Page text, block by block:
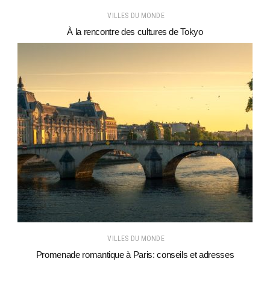
VILLES DU MONDE
À la rencontre des cultures de Tokyo
VILLES DU MONDE
Promenade romantique à Paris: conseils et adresses